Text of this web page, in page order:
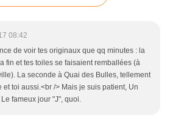
08:42
de voir tes originaux que qq minutes : la
fin et tes toiles se faisaient remballées (à
La seconde à Quai des Bulles, tellement
et toi aussi.<br /> Mais je suis patient, Un
fameux jour "J", quoi.